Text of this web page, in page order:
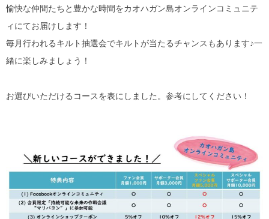
愉快な仲間たちと豊かな時間をカオハガン島オンラインコミュニテ
ィにてお届けします！
毎月行われるキルト抽選会でキルトが当たるチャンスもあります♪一
緒に楽しみましょう！
お選びいただけるコースを表にしました。参考にしてください！